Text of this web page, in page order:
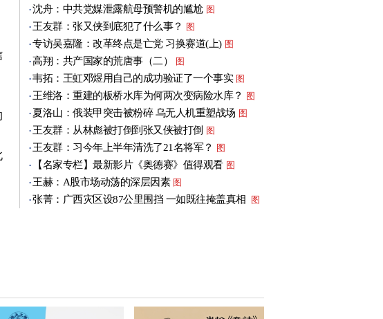
沈舟：中共党媒泄露航母预警机的尴尬 图
王友群：张又侠到底犯了什么事？ 图
专访吴嘉隆：改革终点是亡党 习换赛道(上) 图
高翔：共产国家的荒唐事（二） 图
韦拓：王虹邓煜用自己的成功验证了一个事实 图
王维洛：重建的板桥水库为何两次变病险水库？ 图
夏洛山：俄装甲突击被粉碎 乌无人机重塑战场 图
王友群：从林彪被打倒到张又侠被打倒 图
王友群：习今年上半年清洗了21名将军？ 图
【名家专栏】最新影片《奥德赛》值得观看 图
王赫：A股市场动荡的深层因素 图
张菁：广西灾区设87公里围挡 一如既往掩盖真相 图